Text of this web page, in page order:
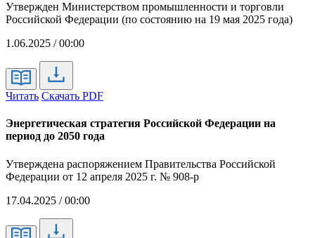
Утвержден Министерством промышленности и торговли
Российской Федерации (по состоянию на 19 мая 2025 года)
1.06.2025 / 00:00
Читать Скачать PDF
Энергетическая стратегия Российской Федерации на
период до 2050 года
Утверждена распоряжением Правительства Российской
Федерации от 12 апреля 2025 г. № 908-р
17.04.2025 / 00:00